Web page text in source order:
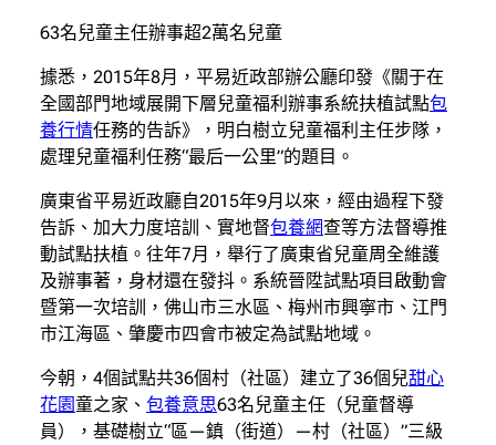
63名兒童主任辦事超2萬名兒童
據悉，2015年8月，平易近政部辦公廳印發《關于在
全國部門地域展開下層兒童福利辦事系統扶植試點包
養行情任務的告訴》，明白樹立兒童福利主任步隊，
處理兒童福利任務“最后一公里”的題目。
廣東省平易近政廳自2015年9月以來，經由過程下發
告訴、加大力度培訓、實地督包養網查等方法督導推
動試點扶植。往年7月，舉行了廣東省兒童周全維護
及辦事著，身材還在發抖。系統晉陞試點項目啟動會
暨第一次培訓，佛山市三水區、梅州市興寧市、江門
市江海區、肇慶市四會市被定為試點地域。
今朝，4個試點共36個村（社區）建立了36個兒甜心
花園童之家、 包養意思63名兒童主任（兒童督導
員），基礎樹立“區—鎮（街道）—村（社區）”三級